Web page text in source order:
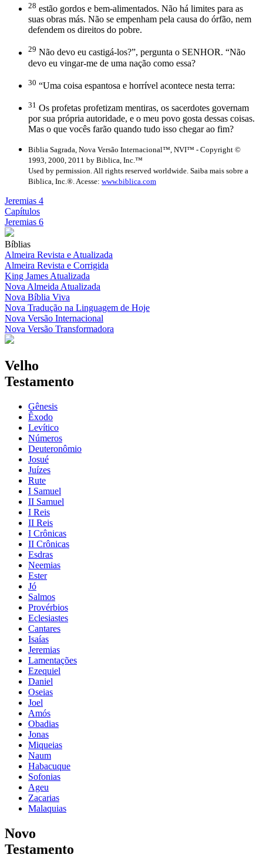
28 estão gordos e bem-alimentados. Não há limites para as
suas obras más. Não se empenham pela causa do órfão, nem
defendem os direitos do pobre.
29 Não devo eu castigá-los?”, pergunta o SENHOR. “Não
devo eu vingar-me de uma nação como essa?
30 “Uma coisa espantosa e horrível acontece nesta terra:
31 Os profetas profetizam mentiras, os sacerdotes governam
por sua própria autoridade, e o meu povo gosta dessas coisas.
Mas o que vocês farão quando tudo isso chegar ao fim?
Biblia Sagrada, Nova Versão Internacional™, NVI™ - Copyright ©
1993, 2000, 2011 by Biblica, Inc.™
Used by permission. All rights reserved worldwide. Saiba mais sobre a
Biblica, Inc.®. Acesse: www.biblica.com
Jeremias 4
Capítulos
Jeremias 6
Bíblias
Almeira Revista e Atualizada
Almeira Revista e Corrigida
King James Atualizada
Nova Almeida Atualizada
Nova Bíblia Viva
Nova Tradução na Linguagem de Hoje
Nova Versão Internacional
Nova Versão Transformadora
Velho
Testamento
Gênesis
Êxodo
Levítico
Números
Deuteronômio
Josué
Juízes
Rute
I Samuel
II Samuel
I Reis
II Reis
I Crônicas
II Crônicas
Esdras
Neemias
Ester
Jó
Salmos
Provérbios
Eclesiastes
Cantares
Isaías
Jeremias
Lamentações
Ezequiel
Daniel
Oseias
Joel
Amós
Obadias
Jonas
Miqueias
Naum
Habacuque
Sofonias
Ageu
Zacarias
Malaquias
Novo
Testamento